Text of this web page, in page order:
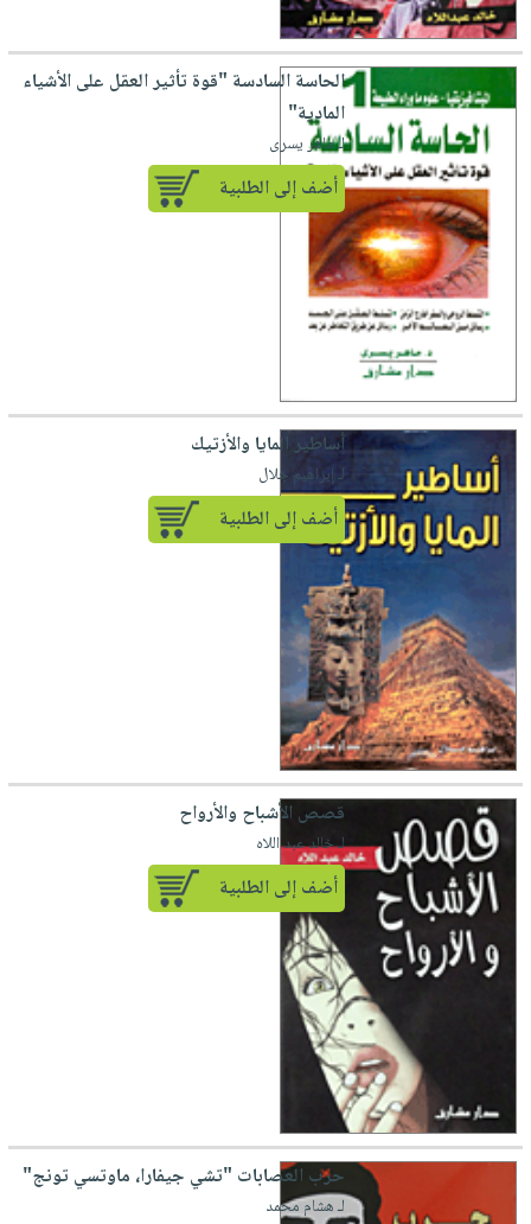
الحاسة السادسة "قوة تأثير العقل على الأشياء
المادية"
لـ ماهر يسرى
أضف إلى الطلبية
أساطير المايا والأزتيك
لـ إبراهيم جلال
أضف إلى الطلبية
قصص الأشباح والأرواح
لـ خالد عبد اللاه
أضف إلى الطلبية
حرب العصابات "تشي جيفارا، ماوتسي تونج"
لـ هشام محمد